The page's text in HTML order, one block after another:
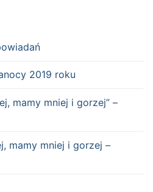
2019 roku
mamy mniej i gorzej” –
mamy mniej i gorzej –